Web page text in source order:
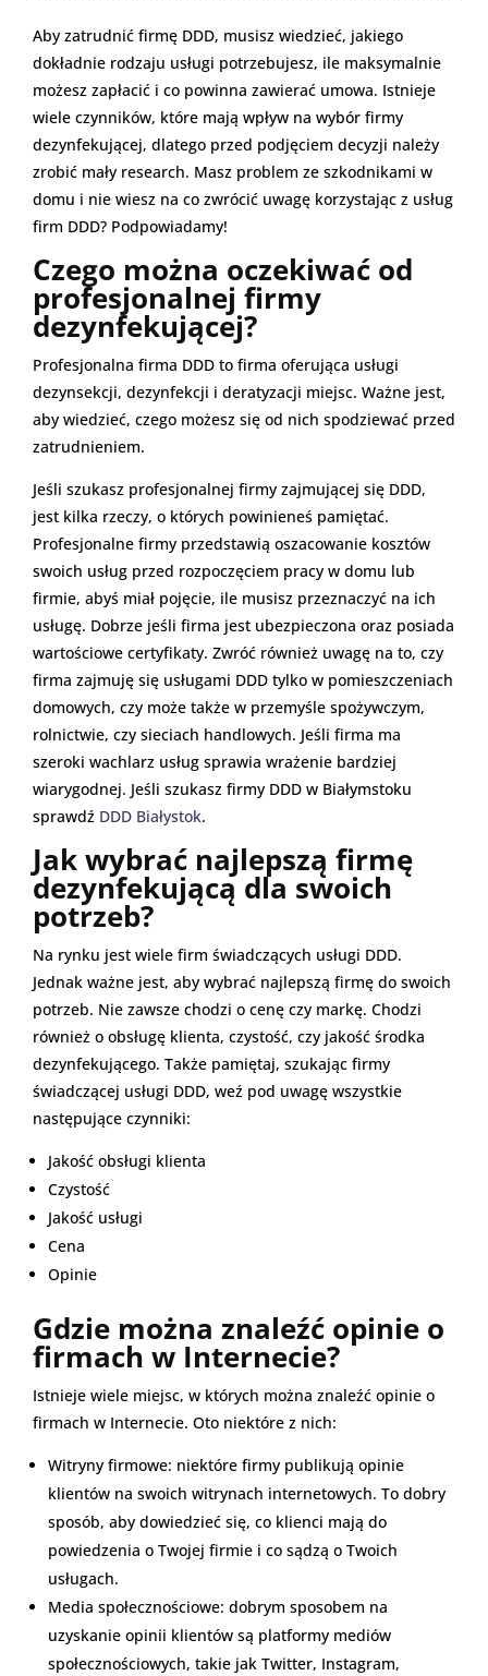
Aby zatrudnić firmę DDD, musisz wiedzieć, jakiego
dokładnie rodzaju usługi potrzebujesz, ile maksymalnie
możesz zapłacić i co powinna zawierać umowa. Istnieje
wiele czynników, które mają wpływ na wybór firmy
dezynfekującej, dlatego przed podjęciem decyzji należy
zrobić mały research. Masz problem ze szkodnikami w
domu i nie wiesz na co zwrócić uwagę korzystając z usług
firm DDD? Podpowiadamy!
Czego można oczekiwać od
profesjonalnej firmy
dezynfekującej?
Profesjonalna firma DDD to firma oferująca usługi
dezynsekcji, dezynfekcji i deratyzacji miejsc. Ważne jest,
aby wiedzieć, czego możesz się od nich spodziewać przed
zatrudnieniem.
Jeśli szukasz profesjonalnej firmy zajmującej się DDD,
jest kilka rzeczy, o których powinieneś pamiętać.
Profesjonalne firmy przedstawią oszacowanie kosztów
swoich usług przed rozpoczęciem pracy w domu lub
firmie, abyś miał pojęcie, ile musisz przeznaczyć na ich
usługę. Dobrze jeśli firma jest ubezpieczona oraz posiada
wartościowe certyfikaty. Zwróć również uwagę na to, czy
firma zajmuję się usługami DDD tylko w pomieszczeniach
domowych, czy może także w przemyśle spożywczym,
rolnictwie, czy sieciach handlowych. Jeśli firma ma
szeroki wachlarz usług sprawia wrażenie bardziej
wiarygodnej. Jeśli szukasz firmy DDD w Białymstoku
sprawdź DDD Białystok.
Jak wybrać najlepszą firmę
dezynfekującą dla swoich
potrzeb?
Na rynku jest wiele firm świadczących usługi DDD.
Jednak ważne jest, aby wybrać najlepszą firmę do swoich
potrzeb. Nie zawsze chodzi o cenę czy markę. Chodzi
również o obsługę klienta, czystość, czy jakość środka
dezynfekującego. Także pamiętaj, szukając firmy
świadczącej usługi DDD, weź pod uwagę wszystkie
następujące czynniki:
Jakość obsługi klienta
Czystość
Jakość usługi
Cena
Opinie
Gdzie można znaleźć opinie o
firmach w Internecie?
Istnieje wiele miejsc, w których można znaleźć opinie o
firmach w Internecie. Oto niektóre z nich:
Witryny firmowe: niektóre firmy publikują opinie
klientów na swoich witrynach internetowych. To dobry
sposób, aby dowiedzieć się, co klienci mają do
powiedzenia o Twojej firmie i co sądzą o Twoich
usługach.
Media społecznościowe: dobrym sposobem na
uzyskanie opinii klientów są platformy mediów
społecznościowych, takie jak Twitter, Instagram,